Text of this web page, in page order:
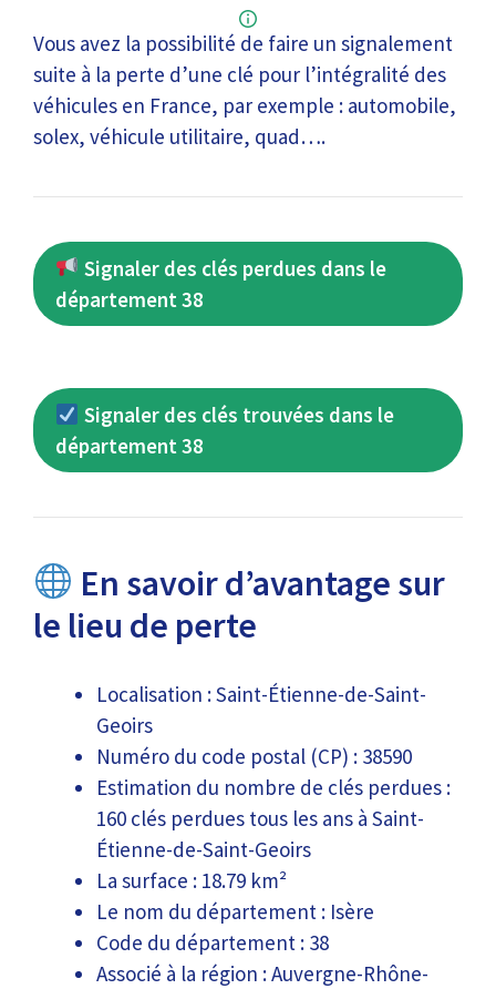
Vous avez la possibilité de faire un signalement
suite à la perte d’une clé pour l’intégralité des
véhicules en France, par exemple : automobile,
solex, véhicule utilitaire, quad….
Signaler des clés perdues dans le
département 38
Signaler des clés trouvées dans le
département 38
En savoir d’avantage sur
le lieu de perte
Localisation : Saint-Étienne-de-Saint-
Geoirs
Numéro du code postal (CP) : 38590
Estimation du nombre de clés perdues :
160 clés perdues tous les ans à Saint-
Étienne-de-Saint-Geoirs
La surface : 18.79 km²
Le nom du département : Isère
Code du département : 38
Associé à la région : Auvergne-Rhône-